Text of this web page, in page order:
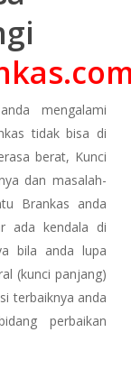
mengalami
tidak bisa di
berat, Kunci
dan masalah-
Brankas anda
ada kendala di
bila anda lupa
(kunci panjang)
terbaiknya anda
perbaikan